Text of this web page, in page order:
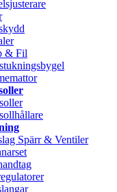
& Fil
Spärr & Ventiler